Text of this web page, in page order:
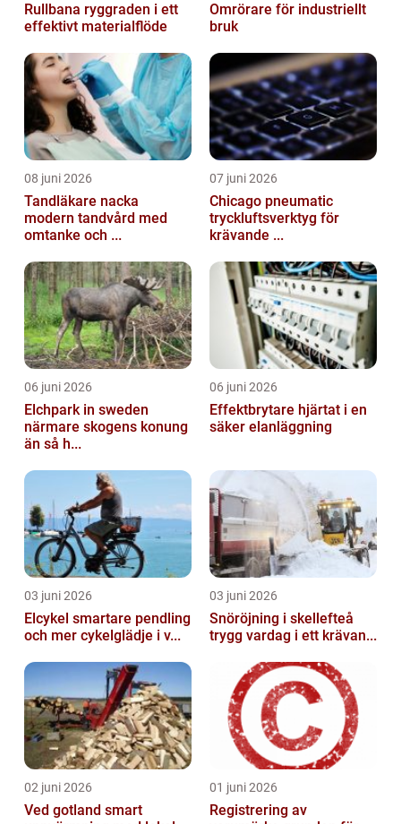
Rullbana ryggraden i ett
effektivt materialflöde
Omrörare för industriellt
bruk
08 juni 2026
Tandläkare nacka
modern tandvård med
omtanke och ...
07 juni 2026
Chicago pneumatic
tryckluftsverktyg för
krävande ...
06 juni 2026
Elchpark in sweden
närmare skogens konung
än så h...
06 juni 2026
Effektbrytare hjärtat i en
säker elanläggning
03 juni 2026
Elcykel smartare pendling
och mer cykelglädje i v...
03 juni 2026
Snöröjning i skellefteå
trygg vardag i ett krävan...
02 juni 2026
Ved gotland smart
01 juni 2026
Registrering av